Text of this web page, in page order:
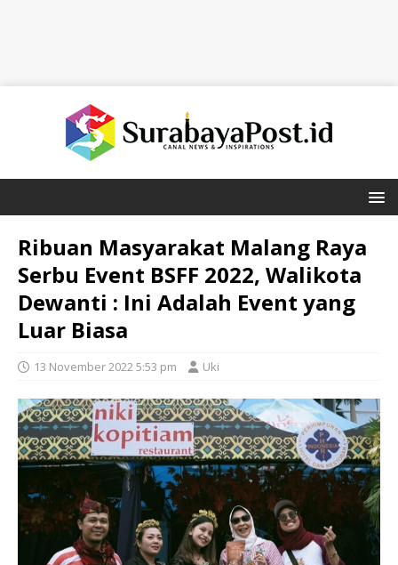
Ribuan Masyarakat Malang Raya
Serbu Event BSFF 2022, Walikota
Dewanti : Ini Adalah Event yang
Luar Biasa
13 November 2022 5:53 pm Uki